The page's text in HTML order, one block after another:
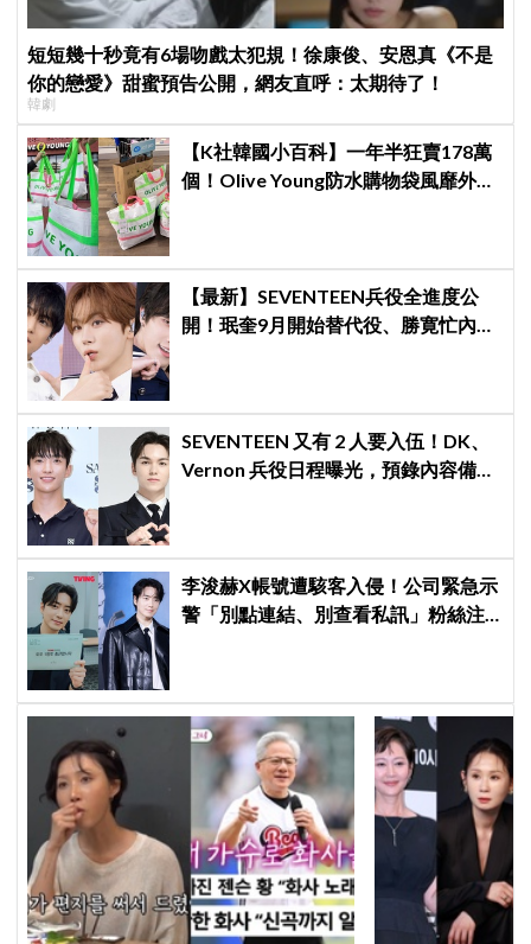
短短幾十秒竟有6場吻戲太犯規！徐康俊、安恩真《不是
你的戀愛》甜蜜預告公開，網友直呼：太期待了！
韓劇
【K社韓國小百科】一年半狂賣178萬
個！Olive Young防水購物袋風靡外國
【最新】SEVENTEEN兵役全進度公
開！珉奎9月開始替代役、勝寛忙內
SEVENTEEN 又有 2 人要入伍！DK、
Vernon 兵役日程曝光，預錄內容備齊
李浚赫X帳號遭駭客入侵！公司緊急示
警「別點連結、別查看私訊」粉絲注